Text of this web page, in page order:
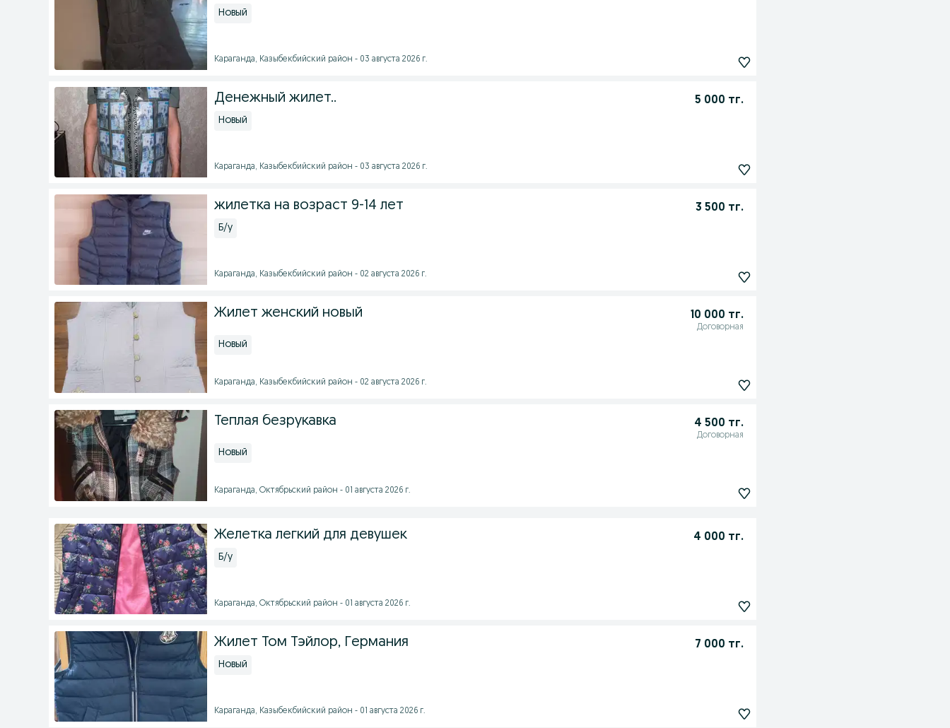
Новый
Караганда, Казыбекбийский район - 03 августа 2026 г.
Денежный жилет.. 5 000 тг.
Новый
Караганда, Казыбекбийский район - 03 августа 2026 г.
жилетка на возраст 9-14 лет 3 500 тг.
Б/у
Караганда, Казыбекбийский район - 02 августа 2026 г.
Жилет женский новый 10 000 тг.
Договорная
Новый
Караганда, Казыбекбийский район - 02 августа 2026 г.
Теплая безрукавка 4 500 тг.
Договорная
Новый
Караганда, Октябрьский район - 01 августа 2026 г.
Желетка легкий для девушек 4 000 тг.
Б/у
Караганда, Октябрьский район - 01 августа 2026 г.
Жилет Том Тэйлор, Германия 7 000 тг.
Новый
Караганда, Казыбекбийский район - 01 августа 2026 г.